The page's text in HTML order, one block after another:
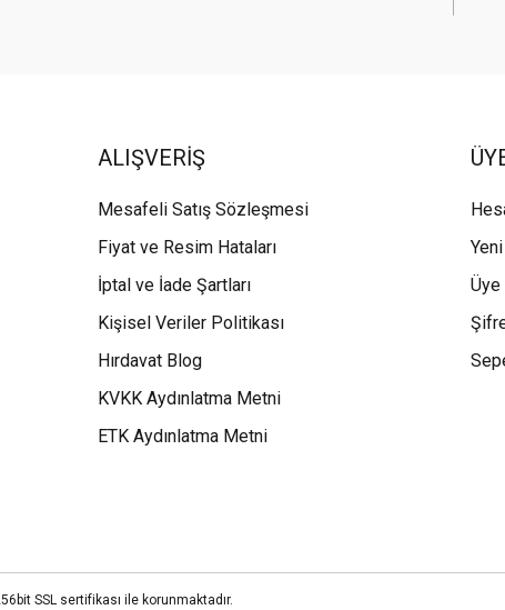
ALIŞVERİŞ
Mesafeli Satış Sözleşmesi
Fiyat ve Resim Hataları
İptal ve İade Şartları
Kişisel Veriler Politikası
Hırdavat Blog
KVKK Aydınlatma Metni
ETK Aydınlatma Metni
Üye
SSL sertifikası ile korunmaktadır.